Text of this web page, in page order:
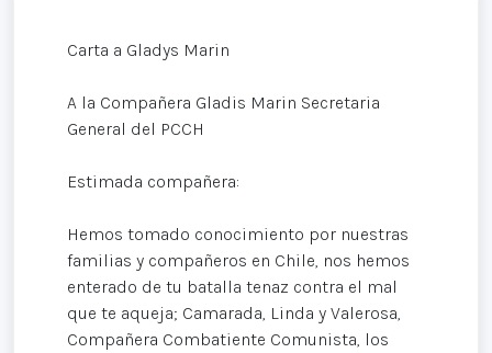
Carta a Gladys Marin
A la Compañera Gladis Marin Secretaria
General del PCCH
Estimada compañera:
Hemos tomado conocimiento por nuestras
familias y compañeros en Chile, nos hemos
enterado de tu batalla tenaz contra el mal
que te aqueja; Camarada, Linda y Valerosa,
Compañera Combatiente Comunista, los